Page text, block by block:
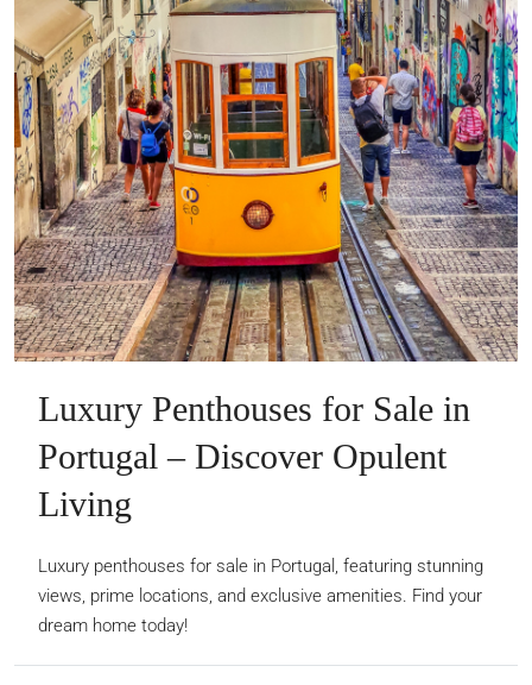
Luxury Penthouses for Sale in
Portugal – Discover Opulent
Living
Luxury penthouses for sale in Portugal, featuring stunning
views, prime locations, and exclusive amenities. Find your
dream home today!